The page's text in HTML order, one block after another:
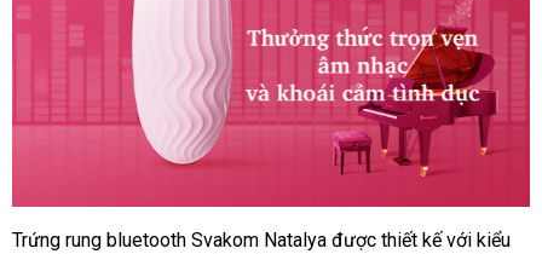
Trứng rung bluetooth Svakom Natalya tại
được thiết kếkhuyến
với kiểu